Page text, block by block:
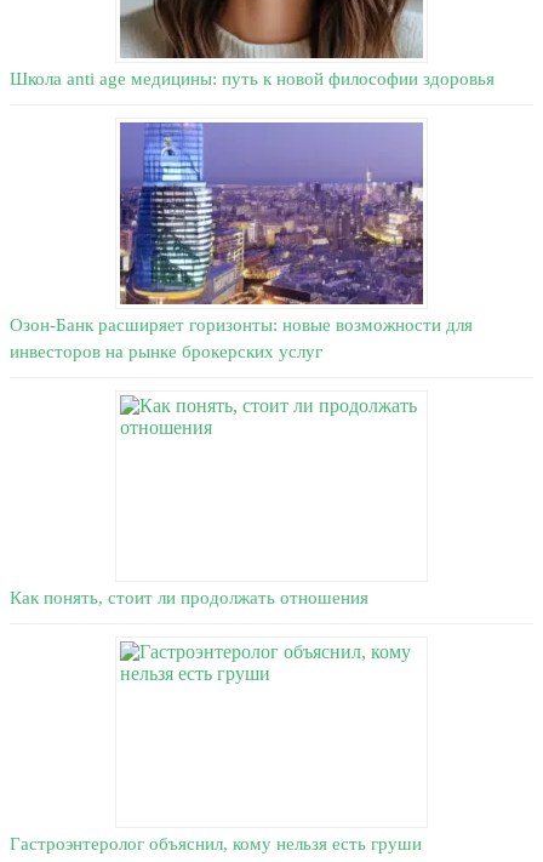
Школа anti age медицины: путь к новой философии здоровья
Озон-Банк расширяет горизонты: новые возможности для
инвесторов на рынке брокерских услуг
Как понять, стоит ли продолжать отношения
Гастроэнтеролог объяснил, кому нельзя есть груши